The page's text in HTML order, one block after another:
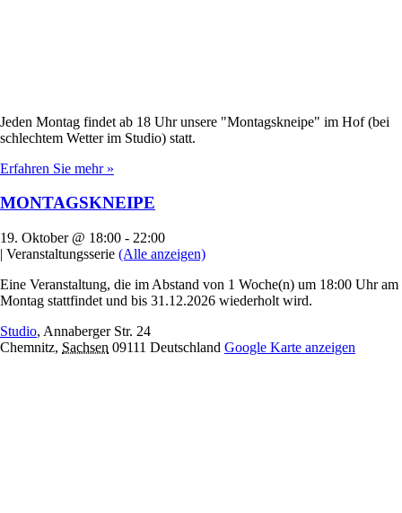
Jeden Montag findet ab 18 Uhr unsere "Montagskneipe" im Hof (bei
schlechtem Wetter im Studio) statt.
Erfahren Sie mehr »
MONTAGSKNEIPE
19. Oktober @ 18:00 - 22:00
| Veranstaltungsserie (Alle anzeigen)
Eine Veranstaltung, die im Abstand von 1 Woche(n) um 18:00 Uhr am
Montag stattfindet und bis 31.12.2026 wiederholt wird.
Studio, Annaberger Str. 24
Chemnitz, Sachsen 09111 Deutschland Google Karte anzeigen